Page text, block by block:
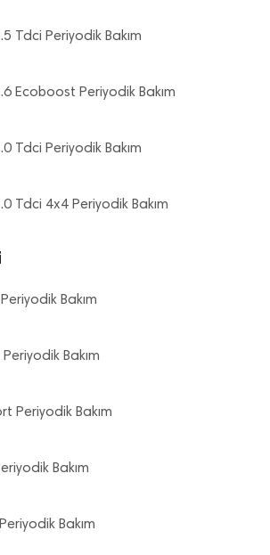
Tdci Periyodik Bakım
Ecoboost Periyodik Bakım
Tdci Periyodik Bakım
Tdci 4x4 Periyodik Bakım
Bakım
Bakım
Periyodik Bakım
Bakım
Bakım